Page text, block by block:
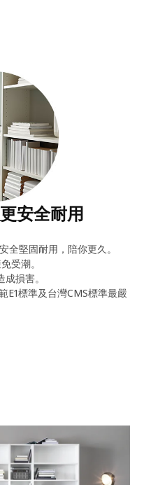
安全耐用
全堅固耐用，陪你更久。
受潮。
損害。
E1標準及台灣CMS標準最嚴